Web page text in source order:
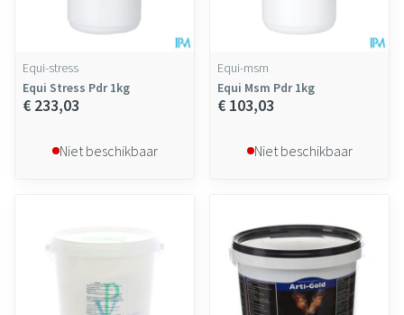
Equi-stress
Equi Stress Pdr 1kg
€ 233,03
Niet beschikbaar
Equi-msm
Equi Msm Pdr 1kg
€ 103,03
Niet beschikbaar